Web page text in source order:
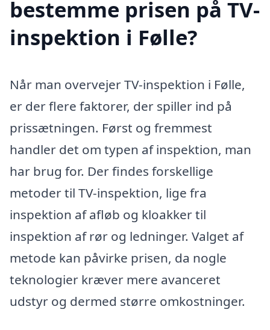
bestemme prisen på TV-
inspektion i Følle?
Når man overvejer TV-inspektion i Følle,
er der flere faktorer, der spiller ind på
prissætningen. Først og fremmest
handler det om typen af inspektion, man
har brug for. Der findes forskellige
metoder til TV-inspektion, lige fra
inspektion af afløb og kloakker til
inspektion af rør og ledninger. Valget af
metode kan påvirke prisen, da nogle
teknologier kræver mere avanceret
udstyr og dermed større omkostninger.